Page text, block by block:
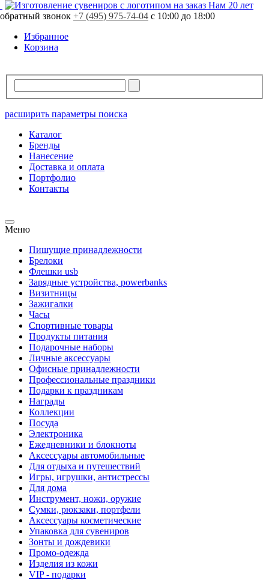
Нам 20 лет
обратный звонок +7 (495) 975-74-04 с 10:00 до 18:00
Избранное
Корзина
расширить параметры поиска
Каталог
Бренды
Нанесение
Доставка и оплата
Портфолио
Контакты
Меню
Пишущие принадлежности
Брелоки
Флешки usb
Зарядные устройства, powerbanks
Визитницы
Зажигалки
Часы
Спортивные товары
Продукты питания
Подарочные наборы
Личные аксессуары
Офисные принадлежности
Профессиональные праздники
Подарки к праздникам
Награды
Коллекции
Посуда
Электроника
Ежедневники и блокноты
Аксессуары автомобильные
Для отдыха и путешествий
Игры, игрушки, антистрессы
Для дома
Инструмент, ножи, оружие
Сумки, рюкзаки, портфели
Аксессуары косметические
Упаковка для сувениров
Зонты и дождевики
Промо-одежда
Изделия из кожи
VIP - подарки